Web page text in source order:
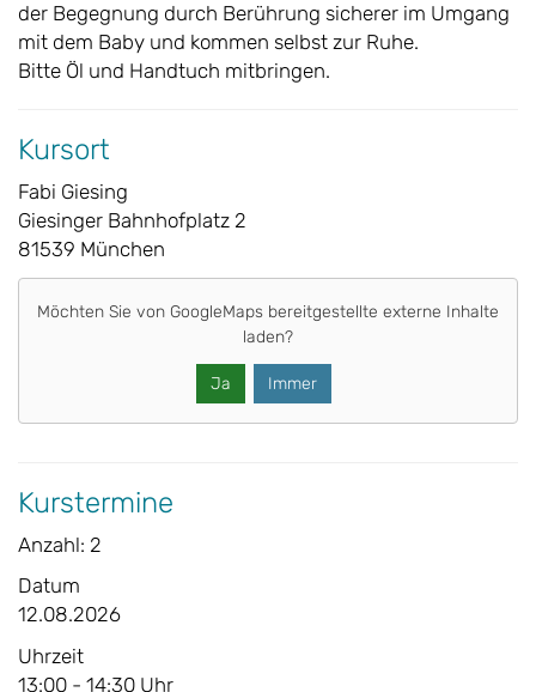
der Begegnung durch Berührung sicherer im Umgang
mit dem Baby und kommen selbst zur Ruhe.
Bitte Öl und Handtuch mitbringen.
Kursort
Fabi Giesing
Giesinger Bahnhofplatz 2
81539 München
Möchten Sie von GoogleMaps bereitgestellte externe Inhalte
laden?
Ja Immer
Kurstermine
Anzahl: 2
Datum
12.08.2026
Uhrzeit
13:00 - 14:30 Uhr